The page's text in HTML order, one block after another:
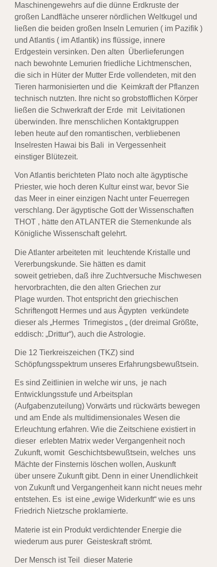
Maschinengewehrs auf die dünne Erdkruste der
großen Landfläche unserer nördlichen Weltkugel und
ließen die beiden großen Inseln Lemurien ( im Pazifik )
und Atlantis ( im Atlantik) ins flüssige, innere
Erdgestein versinken. Den alten Überlieferungen
nach bewohnte Lemurien friedliche Lichtmenschen,
die sich in Hüter der Mutter Erde vollendeten, mit den
Tieren harmonisierten und die Keimkraft der Pflanzen
technisch nutzten. Ihre nicht so grobstofflichen Körper
ließen die Schwerkraft der Erde mit Leivitationen
überwinden. Ihre menschlichen Kontaktgruppen
leben heute auf den romantischen, verbliebenen
Inselresten Hawai bis Bali in Vergessenheit
einstiger Blütezeit.
Von Atlantis berichteten Plato noch alte ägyptische
Priester, wie hoch deren Kultur einst war, bevor Sie
das Meer in einer einzigen Nacht unter Feuerregen
verschlang. Der ägyptische Gott der Wissenschaften
THOT , hätte den ATLANTER die Sternenkunde als
Königliche Wissenschaft gelehrt.
Die Atlanter arbeiteten mit leuchtende Kristalle und
Vererbungskunde. Sie hätten es damit
soweit getrieben, daß ihre Zuchtversuche Mischwesen
hervorbrachten, die den alten Griechen zur
Plage wurden. Thot entspricht den griechischen
Schriftengott Hermes und aus Ägypten verkündete
dieser als „Hermes Trimegistos „ (der dreimal Größte,
eddisch: „Drittur“), auch die Astrologie.
Die 12 Tierkreiszeichen (TKZ) sind
Schöpfungsspektrum unseres Erfahrungsbewußtsein.
Es sind Zeitlinien in welche wir uns, je nach
Entwicklungsstufe und Arbeitsplan
(Aufgabenzuteilung) Vorwärts und rückwärts bewegen
und am Ende als multidimensionales Wesen die
Erleuchtung erfahren. Wie die Zeitschiene existiert in
dieser erlebten Matrix weder Vergangenheit noch
Zukunft, womit Geschichtsbewußtsein, welches uns
Mächte der Finsternis löschen wollen, Auskunft
über unsere Zukunft gibt. Denn in einer Unendlichkeit
von Zukunft und Vergangenheit kann nicht neues mehr
entstehen. Es ist eine „ewige Widerkunft“ wie es uns
Friedrich Nietzsche proklamierte.
Materie ist ein Produkt verdichtender Energie die
wiederum aus purer Geisteskraft strömt.
Der Mensch ist Teil dieser Materie